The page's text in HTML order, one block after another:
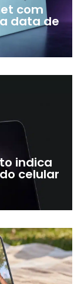
com
data de
indica
celular